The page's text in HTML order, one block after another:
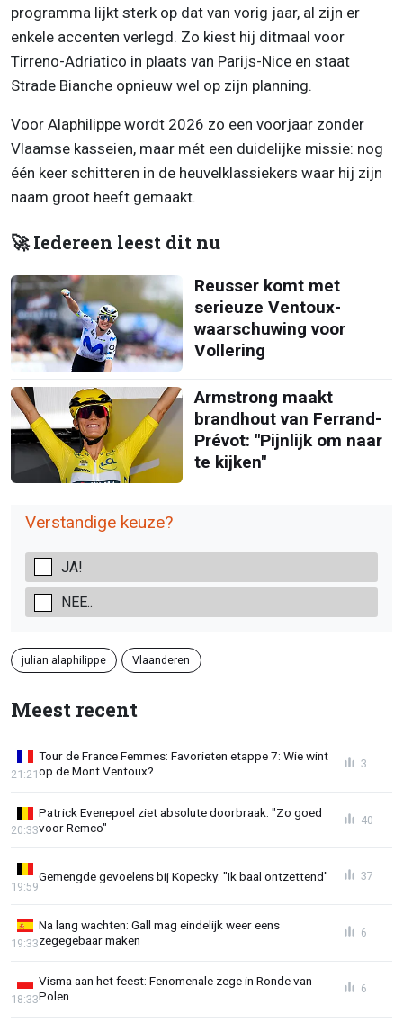
programma lijkt sterk op dat van vorig jaar, al zijn er
enkele accenten verlegd. Zo kiest hij ditmaal voor
Tirreno-Adriatico in plaats van Parijs-Nice en staat
Strade Bianche opnieuw wel op zijn planning.
Voor Alaphilippe wordt 2026 zo een voorjaar zonder
Vlaamse kasseien, maar mét een duidelijke missie: nog
één keer schitteren in de heuvelklassiekers waar hij zijn
naam groot heeft gemaakt.
🚀 Iedereen leest dit nu
Reusser komt met
serieuze Ventoux-
waarschuwing voor
Vollering
Armstrong maakt
brandhout van Ferrand-
Prévot: "Pijnlijk om naar
te kijken"
Verstandige keuze?
JA!
NEE..
julian alaphilippe Vlaanderen
Meest recent
Tour de France Femmes: Favorieten etappe 7: Wie wint
op de Mont Ventoux?
21:21
3
Patrick Evenepoel ziet absolute doorbraak: "Zo goed
voor Remco"
20:33
40
Gemengde gevoelens bij Kopecky: "Ik baal ontzettend"
19:59
37
Na lang wachten: Gall mag eindelijk weer eens
zegegebaar maken
19:33
6
Visma aan het feest: Fenomenale zege in Ronde van
Polen
18:33
6